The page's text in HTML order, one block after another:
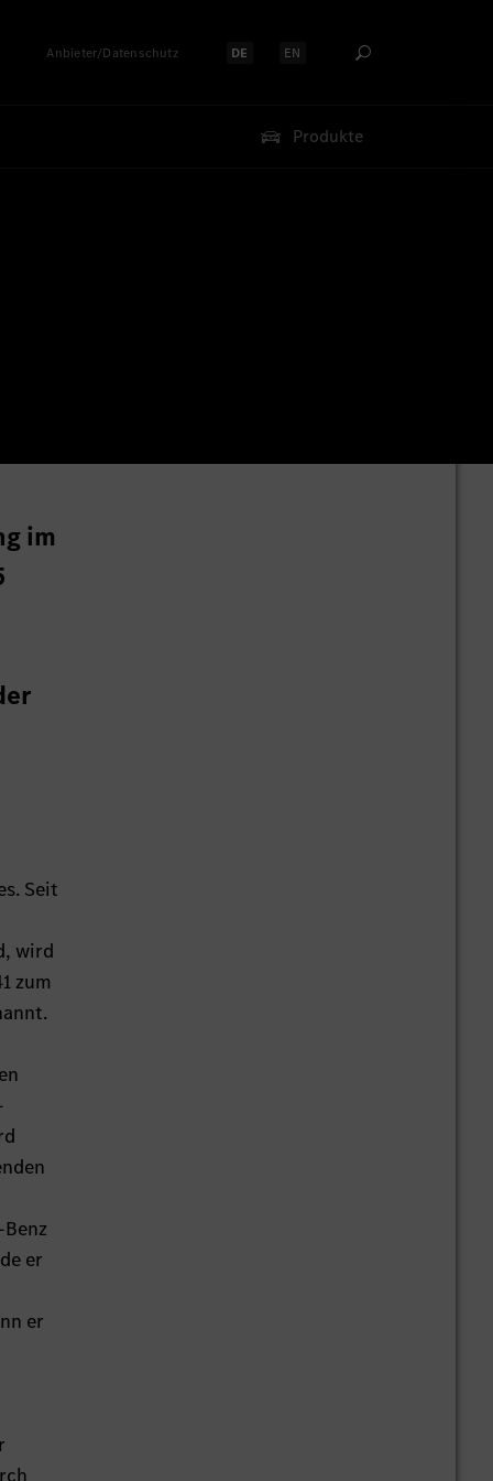
Anbieter/Datenschutz Sprache auswählen:
DE Sprache auswählen:
EN
Produkte
im
Seit
wird
zum
er
er